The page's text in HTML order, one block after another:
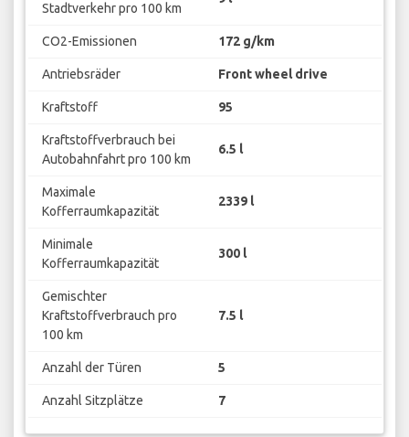
Stadtverkehr pro 100 km
CO2-Emissionen 172 g/km
Antriebsräder Front wheel drive
Kraftstoff 95
Kraftstoffverbrauch bei
Autobahnfahrt pro 100 km
6.5 l
Maximale
Kofferraumkapazität
2339 l
Minimale
Kofferraumkapazität
300 l
Gemischter
Kraftstoffverbrauch pro
100 km
7.5 l
Anzahl der Türen 5
Anzahl Sitzplätze 7